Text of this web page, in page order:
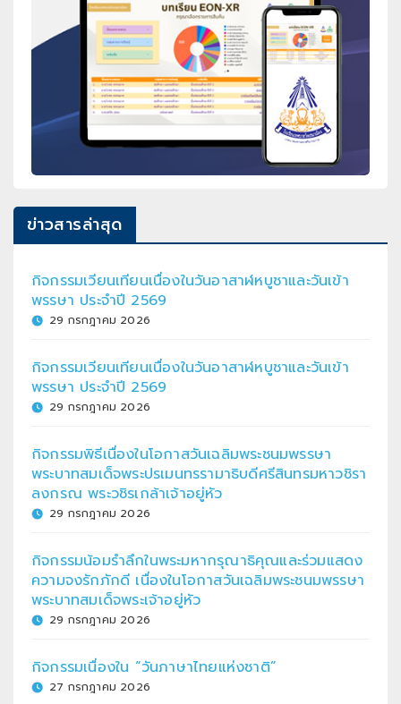
ข่าวสารล่าสุด
กิจกรรมเวียนเทียนเนื่องในวันอาสาฬหบูชาและวันเข้า
พรรษา ประจำปี 2569
29 กรกฎาคม 2026
กิจกรรมเวียนเทียนเนื่องในวันอาสาฬหบูชาและวันเข้า
พรรษา ประจำปี 2569
29 กรกฎาคม 2026
กิจกรรมพิธีเนื่องในโอกาสวันเฉลิมพระชนมพรรษา
พระบาทสมเด็จพระปรเมนทรรามาธิบดีศรีสินทรมหาวชิรา
ลงกรณ พระวชิรเกล้าเจ้าอยู่หัว
29 กรกฎาคม 2026
กิจกรรมน้อมรำลึกในพระมหากรุณาธิคุณและร่วมแสดง
ความจงรักภักดี เนื่องในโอกาสวันเฉลิมพระชนมพรรษา
พระบาทสมเด็จพระเจ้าอยู่หัว
29 กรกฎาคม 2026
กิจกรรมเนื่องใน “วันภาษาไทยแห่งชาติ”
27 กรกฎาคม 2026